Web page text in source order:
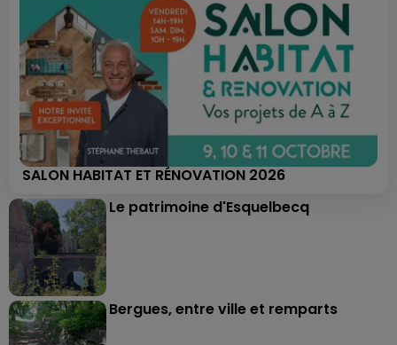
SALON HABITAT ET RÉNOVATION 2026
Le patrimoine d'Esquelbecq
Bergues, entre ville et remparts